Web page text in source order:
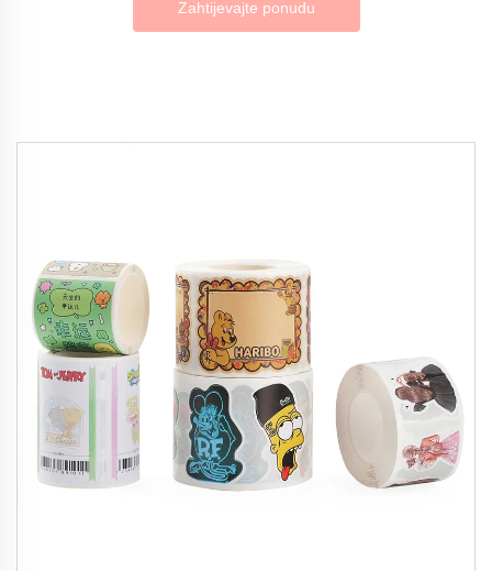
Zahtijevajte ponudu